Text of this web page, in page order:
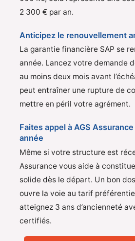
2 300 € par an.
Anticipez le renouvellement
La garantie financière SAP se
année. Lancez votre demande
au moins deux mois avant
peut entraîner une rupture de
mettre en péril votre agrément.
Faites appel à AGS
année
Même si votre structure est
Assurance vous aide à
solide dès le départ. Un bon
ouvre la voie au tarif
atteignez 3 ans d’ancienneté
certifiés.